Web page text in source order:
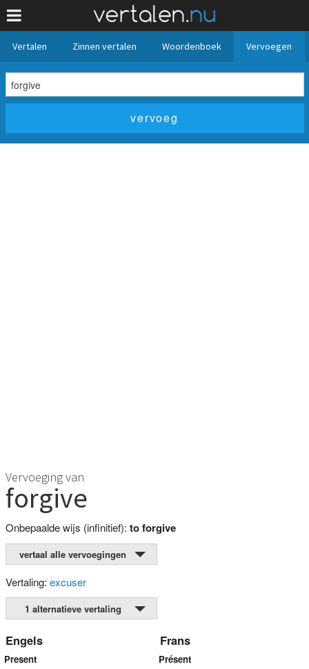
Vertalen Zinnen vertalen Woordenboek Vervoegen
Vervoeging van
forgive
Onbepaalde wijs (infinitief): to forgive
vertaal alle vervoegingen
Vertaling: excuser
1 alternatieve vertaling
Engels Frans
Present Présent